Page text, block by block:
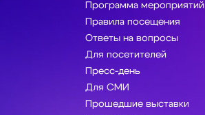
Программа мероприятий
Правила посещения
Ответы на вопросы
Для посетителей
Пресс-день
Для СМИ
Прошедшие выставки